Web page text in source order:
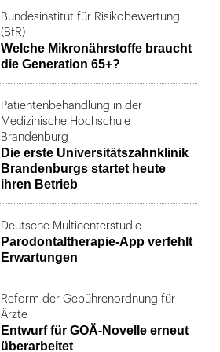
Bundesinstitut für Risikobewertung
(BfR)
Welche Mikronährstoffe braucht
die Generation 65+?
Patientenbehandlung in der
Medizinische Hochschule
Brandenburg
Die erste Universitätszahnklinik
Brandenburgs startet heute
ihren Betrieb
Deutsche Multicenterstudie
Parodontaltherapie-App verfehlt
Erwartungen
Reform der Gebührenordnung für
Ärzte
Entwurf für GOÄ-Novelle erneut
überarbeitet